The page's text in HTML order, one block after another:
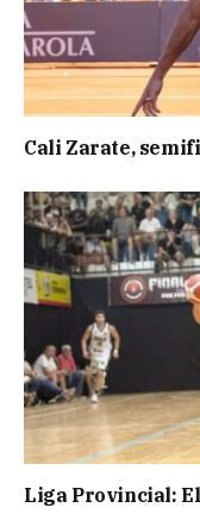
Cali Zarate,
Liga Provincial: